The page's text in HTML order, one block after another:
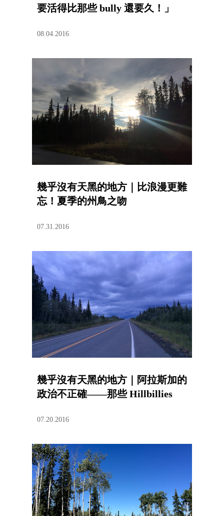
要活得比那些 bully 還要久！」
08.04.2016
幾乎沒有天黑的地方｜比浪漫更難
忘！夏季的州鳥之吻
07.31.2016
幾乎沒有天黑的地方｜阿拉斯加的
政治不正確——那些 Hillbillies
07.20.2016